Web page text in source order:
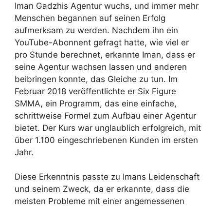
Iman Gadzhis Agentur wuchs, und immer mehr
Menschen begannen auf seinen Erfolg
aufmerksam zu werden. Nachdem ihn ein
YouTube-Abonnent gefragt hatte, wie viel er
pro Stunde berechnet, erkannte Iman, dass er
seine Agentur wachsen lassen und anderen
beibringen konnte, das Gleiche zu tun. Im
Februar 2018 veröffentlichte er Six Figure
SMMA, ein Programm, das eine einfache,
schrittweise Formel zum Aufbau einer Agentur
bietet. Der Kurs war unglaublich erfolgreich, mit
über 1.100 eingeschriebenen Kunden im ersten
Jahr.
Diese Erkenntnis passte zu Imans Leidenschaft
und seinem Zweck, da er erkannte, dass die
meisten Probleme mit einer angemessenen